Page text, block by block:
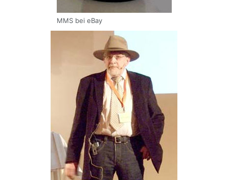
MMS bei eBay